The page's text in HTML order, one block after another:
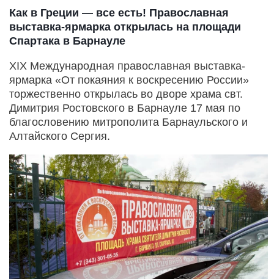
Как в Греции — все есть! Православная
выставка-ярмарка открылась на площади
Спартака в Барнауле
XIX Международная православная выставка-
ярмарка «От покаяния к воскресению России»
торжественно открылась во дворе храма свт.
Димитрия Ростовского в Барнауле 17 мая по
благословению митрополита Барнаульского и
Алтайского Сергия.